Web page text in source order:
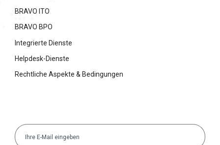
BRAVO ITO
BRAVO BPO
Integrierte Dienste
Helpdesk-Dienste
Rechtliche Aspekte & Bedingungen